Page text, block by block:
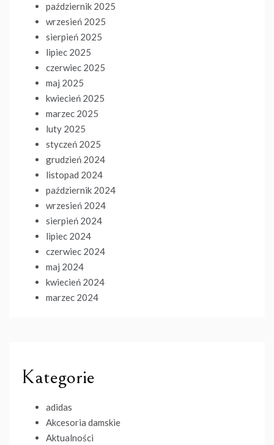
październik 2025
wrzesień 2025
sierpień 2025
lipiec 2025
czerwiec 2025
maj 2025
kwiecień 2025
marzec 2025
luty 2025
styczeń 2025
grudzień 2024
listopad 2024
październik 2024
wrzesień 2024
sierpień 2024
lipiec 2024
czerwiec 2024
maj 2024
kwiecień 2024
marzec 2024
Kategorie
adidas
Akcesoria damskie
Aktualności